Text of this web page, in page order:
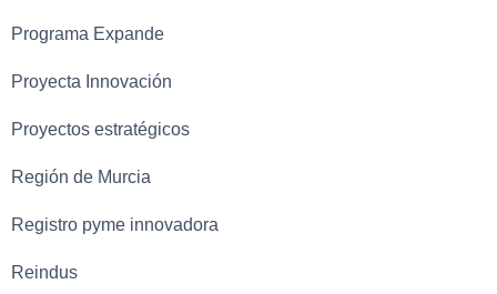
Programa Expande
Proyecta Innovación
Proyectos estratégicos
Región de Murcia
Registro pyme innovadora
Reindus